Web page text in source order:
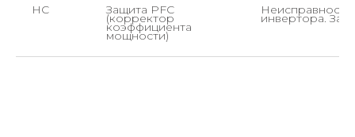
HC Защита PFC
(корректор
коэффициента
мощности)
Неисправность
инвертора.